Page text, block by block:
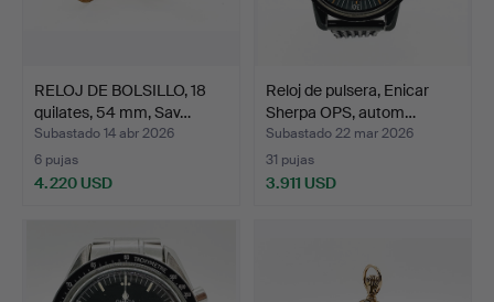
RELOJ DE BOLSILLO, 18
quilates, 54 mm, Sav…
Subastado 14 abr 2026
6 pujas
4.220 USD
Reloj de pulsera, Enicar
Sherpa OPS, autom…
Subastado 22 mar 2026
31 pujas
3.911 USD